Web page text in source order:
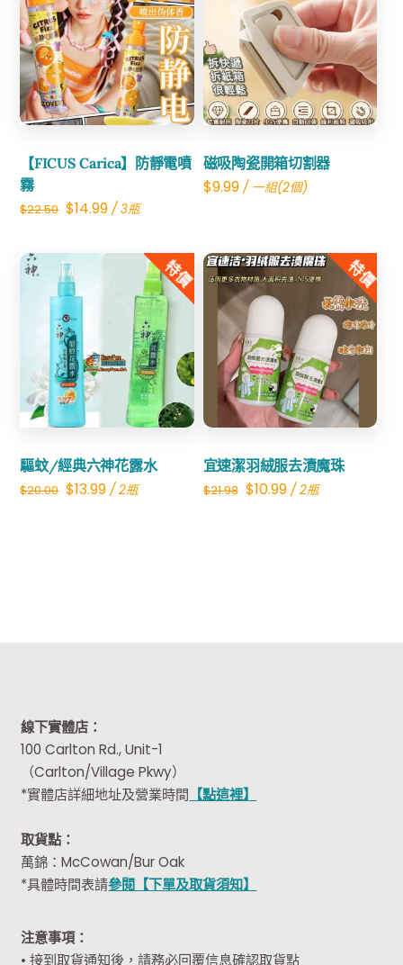
【FICUS Carica】防靜電噴
霧
$22.50 Original
was:
$22.50.
$14.99Current
$14.99.
/ 3瓶
Share
磁吸陶瓷開箱切割器
$9.99/ 一組(2個)
Share
特價
驅蚊/經典六神花露水
$20.00 Original
$13.99Current
/ 2瓶
Share
特價
宜速潔羽絨服去漬魔珠
$21.98 Original
$10.99Current
/ 2瓶
Share
線下實體店：
100 Carlton Rd., Unit-1
（Carlton/Village Pkwy）
*實體店詳細地址及營業時間 【點這裡】
取貨點：
萬錦：McCowan/Bur Oak
*具體時間表請參閱【下單及取貨須知】
注意事項：
• 接到取貨通知後，請務必回覆信息確認取貨點